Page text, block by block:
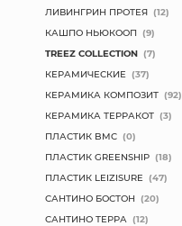
ЛИВИНГРИН ПРОТЕЯ (12)
КАШПО НЬЮКООП (9)
TREEZ COLLECTION (7)
КЕРАМИЧЕСКИЕ (37)
КЕРАМИКА КОМПОЗИТ (92)
КЕРАМИКА ТЕРРАКОТ (3)
ПЛАСТИК BMC (0)
ПЛАСТИК GREENSHIP (18)
ПЛАСТИК LEIZISURE (47)
САНТИНО БОСТОН (20)
САНТИНО ТЕРРА (12)